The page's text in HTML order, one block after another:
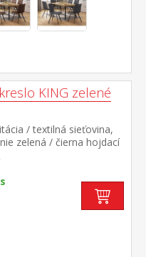
KING zelené
/ textilná sieťovina,
zelená / čierna hojdací
nastaviteľné výška
operadla 62 cm
do 110 kg